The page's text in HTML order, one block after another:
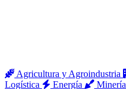
Agricultura y Agroindustria
Logística
Energía Minería